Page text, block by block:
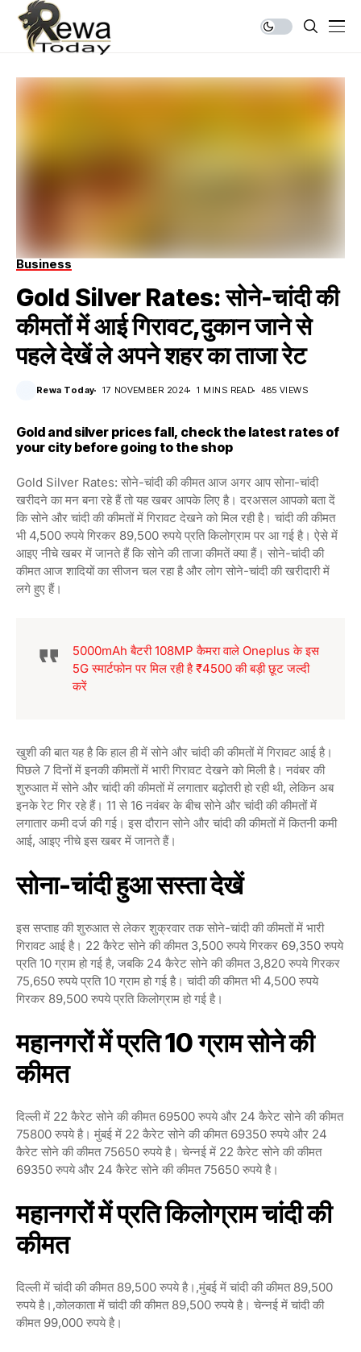
Business
Gold Silver Rates: सोने-चांदी की
कीमतों में आई गिरावट,दुकान जाने से
पहले देखें ले अपने शहर का ताजा रेट
Rewa Today 17 NOVEMBER 2024 1 MINS READ 485 VIEWS
Gold and silver prices fall, check the latest rates of
your city before going to the shop
Gold Silver Rates: सोने-चांदी की कीमत आज अगर आप सोना-चांदी
खरीदने का मन बना रहे हैं तो यह खबर आपके लिए है। दरअसल आपको बता दें
कि सोने और चांदी की कीमतों में गिरावट देखने को मिल रही है। चांदी की कीमत
भी 4,500 रुपये गिरकर 89,500 रुपये प्रति किलोग्राम पर आ गई है। ऐसे में
आइए नीचे खबर में जानते हैं कि सोने की ताजा कीमतें क्या हैं। सोने-चांदी की
कीमत आज शादियों का सीजन चल रहा है और लोग सोने-चांदी की खरीदारी में
लगे हुए हैं।
5000mAh बैटरी 108MP कैमरा वाले Oneplus के इस
5G स्मार्टफोन पर मिल रही है ₹4500 की बड़ी छूट जल्दी
करें
खुशी की बात यह है कि हाल ही में सोने और चांदी की कीमतों में गिरावट आई है।
पिछले 7 दिनों में इनकी कीमतों में भारी गिरावट देखने को मिली है। नवंबर की
शुरुआत में सोने और चांदी की कीमतों में लगातार बढ़ोतरी हो रही थी, लेकिन अब
इनके रेट गिर रहे हैं। 11 से 16 नवंबर के बीच सोने और चांदी की कीमतों में
लगातार कमी दर्ज की गई। इस दौरान सोने और चांदी की कीमतों में कितनी कमी
आई, आइए नीचे इस खबर में जानते हैं।
सोना-चांदी हुआ सस्ता देखें
इस सप्ताह की शुरुआत से लेकर शुक्रवार तक सोने-चांदी की कीमतों में भारी
गिरावट आई है। 22 कैरेट सोने की कीमत 3,500 रुपये गिरकर 69,350 रुपये
प्रति 10 ग्राम हो गई है, जबकि 24 कैरेट सोने की कीमत 3,820 रुपये गिरकर
75,650 रुपये प्रति 10 ग्राम हो गई है। चांदी की कीमत भी 4,500 रुपये
गिरकर 89,500 रुपये प्रति किलोग्राम हो गई है।
महानगरों में प्रति 10 ग्राम सोने की
कीमत
दिल्ली में 22 कैरेट सोने की कीमत 69500 रुपये और 24 कैरेट सोने की कीमत
75800 रुपये है। मुंबई में 22 कैरेट सोने की कीमत 69350 रुपये और 24
कैरेट सोने की कीमत 75650 रुपये है। चेन्नई में 22 कैरेट सोने की कीमत
69350 रुपये और 24 कैरेट सोने की कीमत 75650 रुपये है।
महानगरों में प्रति किलोग्राम चांदी की
कीमत
दिल्ली में चांदी की कीमत 89,500 रुपये है।,मुंबई में चांदी की कीमत 89,500
रुपये है।,कोलकाता में चांदी की कीमत 89,500 रुपये है। चेन्नई में चांदी की
कीमत 99,000 रुपये है।